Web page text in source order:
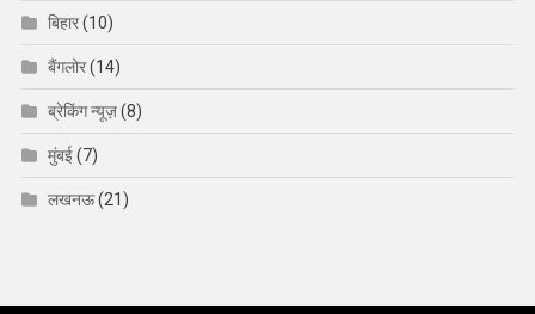
बिहार(10)
बैंगलोर(14)
ब्रेकिंग न्यूज़(8)
मुंबई(7)
लखनऊ(21)